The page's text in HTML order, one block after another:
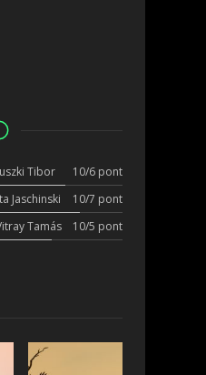
Tibor
10/6 pont
Jaschinski
10/7 pont
Tamás
10/5 pont